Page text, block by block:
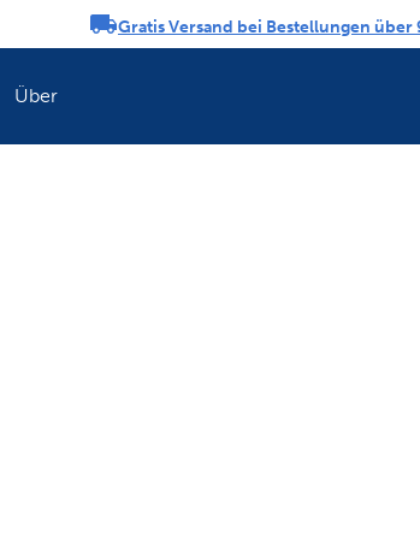
Karussell Gratis Versand bei Bestellungen über
Über